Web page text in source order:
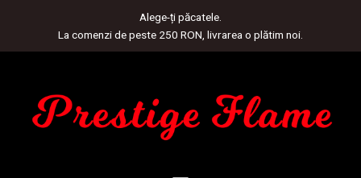
Alege-ți păcatele.
La comenzi de peste 250 RON, livrarea o plătim noi.